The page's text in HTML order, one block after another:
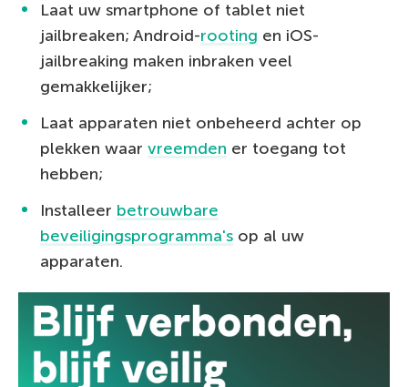
Laat uw smartphone of tablet niet
jailbreaken; Android-rooting en iOS-
jailbreaking maken inbraken veel
gemakkelijker;
Laat apparaten niet onbeheerd achter op
plekken waar vreemden er toegang tot
hebben;
Installeer betrouwbare
beveiligingsprogramma's op al uw
apparaten.